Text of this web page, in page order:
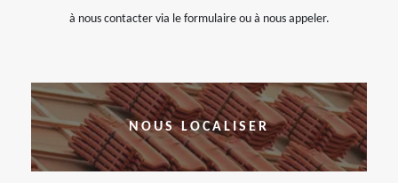
à nous contacter via le formulaire ou à nous appeler.
NOUS LOCALISER